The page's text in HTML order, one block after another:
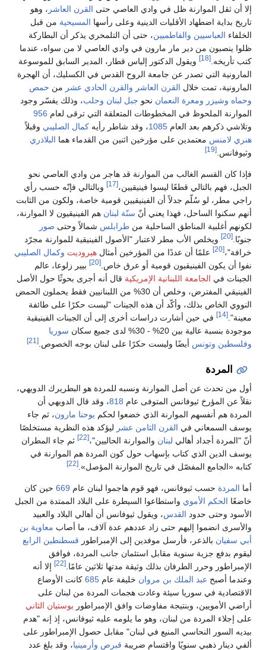
إلا أن ثقل الموارنة ظل في وادي العاصي حتى القرن العاشر ، وهو
تاريخ بداية اضطهاد الأقليات الدينية وعلى رأسها المسيحية من قبل
الخلفاء العباسيين والفاطميين، حتى أن التلمحري يذكر أن البطاركة
ظلوا ينصبون من دير مار مارون في وادي العاصي لا من سواه، عندما
كتب تأريخه.[18]
ويقول الدكتور إلياس قطار، المدير السابق للموسوعة
المارونية التي تصدر عن جامعة الروح القدس في الكسليك، أن الهجرة
المارونية، تمت خلال القرن العاشر والقرن الحادي عشر من حمص
وحماه وشيزر ومعرة النعمان نحو جبل لبنان وحلب، وذلك يفسّر وجود
الموارنة الملحوظ في المخطوطات المتعلقة التي ترقى لعام 956
وتلاشي ذكرهم بعد العام 1085، وقد شاطر رأيه كمال الصليبي وقبلاً
هنري لامنس معتمدين على مؤرخين اثنين من القدماء هما البلاذري
وثيوفانس.[19]
فإذا كان القسم الغالب من الموارنة قد هاجر من وادي العاصي نحو
الجبل، فهم بالتالي قطعًا ليسوا فينيقيين،[17]
وبالتالي فإنّه حسب رأي
راجي مطر، لو سُلّم جدلاً أن الفينيقيين قومية خاصة، ولكون من الثابت
أنهم سكنوا الساحل، فهذا يعني أنّ سنّة لبنان هم الفينيقيون لا الموارنة،
لكونهم أغلبية المناطق الساحلية من طرابلس شمالاً وحتى صور
جنوبًا.[20]
ويخلص الأب مطر لاعتبار "الأصول الفينيقية للموارنة مجرّد
خرافة"،[20] علمًا أن عددًا من المؤرخين أمثال هيروديت وكمال الصليبي
نفوا أن يكون الفينيقيون قومية أو عرق خاص.[20]
بيير زلوعا، عالم
الجينات في الجامعة اللبنانية الإمريكية قال أنه أجرى بحوثًا حول الأصل
الفينيقي المفترض، وخلص أن 30% من اللبنانيين فقط يحملون الحمض
النووي الخاص بذلك، وأكّد أن هذه الجينات "ليست حكرًا على طائفة
معينة".[14]
في حين أشارت دراسات أخرى إلى أن الجينات الفينيقية
موجودة بنسبة عالية بين 20% - 30% لدى جميع سكان
سوريا
وفلسطين وتونس أيضًا وليست حكرًا على لبنان بوجه الخصوص.[21]
المردة
أول من تحدث عن أصل الموارنة ونسبه للمردة هو البطريرك الدويهي،
نقلاً عن المؤرخ ثيوفانس المتوفى عام 818، وقد قال الدويهي أن
المردة هم أنفسهم الموارنة الذي خضعوا لحكم يوحنا مارون، ثم جاء
يوسف السمعاني في القرن الثامن عشر ليؤكد هذه النظرية مستخلصًا
أنّ "المردة أجداد أهالي لبنان والموارنة الحاليين"،[22]
ثم جاء المطران
يوسف الدين الذي كتاب بإسهاب حول كون المردة هم الموارنة في
كتابه «الجامع المفصّل في تاريخ الموارنة المؤصل». [22]
أما المردة حسب ثيوفانس، فهو قوم هاجموا لبنان عام 669 حين كان
خاضعًا الحكم الأموي واستطاعوا السيطرة على البلاد الممتدة من الجبل
الأسود وحتى حدود القدس، ويقول ثيوفانس أن أهالي البلاد والعبيد
والأسرى انضموا إليهم حتى زاد عددهم عدة آلاف، ما أصاب معاوية بن
أبي سفيان بالذعر، فأرسل موفدين إلى الإمبراطور قسطنطين الرابع
ليقوم بدفع جزية سنوية مقابل استئمان جانب المردة، فوافق
الإمبراطور وحرر الطرفان بذلك وثيقة مدتها ثلاثين عامًا. [22]
إلا أنه
وعندما أصبح عبد الملك بن مروان خليفة عام 685 كانت الأوضاع
الاقتصادية في سوريا سيئة وعادت هجمات المردة من لبنان على
أراضي الأمويين، وبنتيجة مفاوضات وافق الإمبراطور يوستيان الثاني
على إجلاء المردة من لبنان، وهو ما يلومه عليه ثيوفانس، إذ إنه "هدم
بيديه السور النحاسي المنيع في لبنان" مقابل حصول الإمبراطور على
ألفي دينار ذهبي سنويًا واقتسام ضريبة قبرص وأرمينيا، وقد بلغ عدد